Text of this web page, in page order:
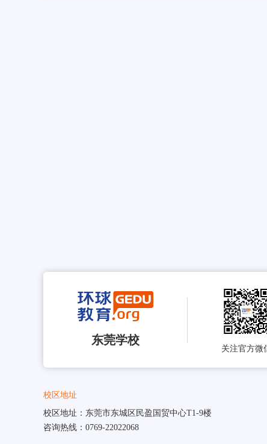
东莞学校
关注官方微
校区地址
校区地址：东莞市东城区民盈国贸中心T1-9楼
咨询热线：0769-22022068